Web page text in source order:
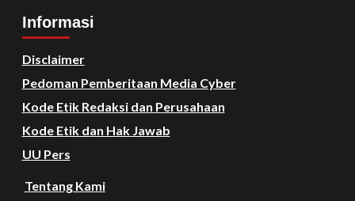
Informasi
Disclaimer
Pedoman Pemberitaan Media Cyber
Kode Etik Redaksi dan Perusahaan
Kode Etik dan Hak Jawab
UU Pers
Tentang Kami